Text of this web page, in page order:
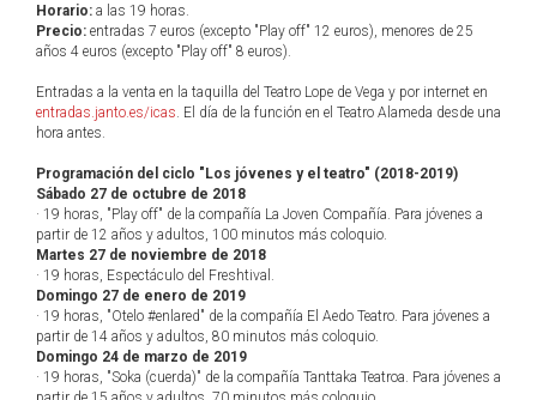
Horario: a las 19 horas.
Precio: entradas 7 euros (excepto "Play off" 12 euros), menores de 25
años 4 euros (excepto "Play off" 8 euros).
Entradas a la venta en la taquilla del Teatro Lope de Vega y por internet en
entradas.janto.es/icas. El día de la función en el Teatro Alameda desde una
hora antes.
Programación del ciclo "Los jóvenes y el teatro" (2018-2019)
Sábado 27 de octubre de 2018
· 19 horas, "Play off" de la compañía La Joven Compañía. Para jóvenes a
partir de 12 años y adultos, 100 minutos más coloquio.
Martes 27 de noviembre de 2018
· 19 horas, Espectáculo del Freshtival.
Domingo 27 de enero de 2019
· 19 horas, "Otelo #enlared" de la compañía El Aedo Teatro. Para jóvenes a
partir de 14 años y adultos, 80 minutos más coloquio.
Domingo 24 de marzo de 2019
· 19 horas, "Soka (cuerda)" de la compañía Tanttaka Teatroa. Para jóvenes a